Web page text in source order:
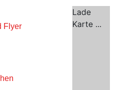
Flyer
Lade
Karte ...